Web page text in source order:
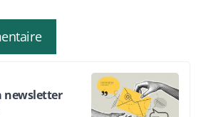
newsletter